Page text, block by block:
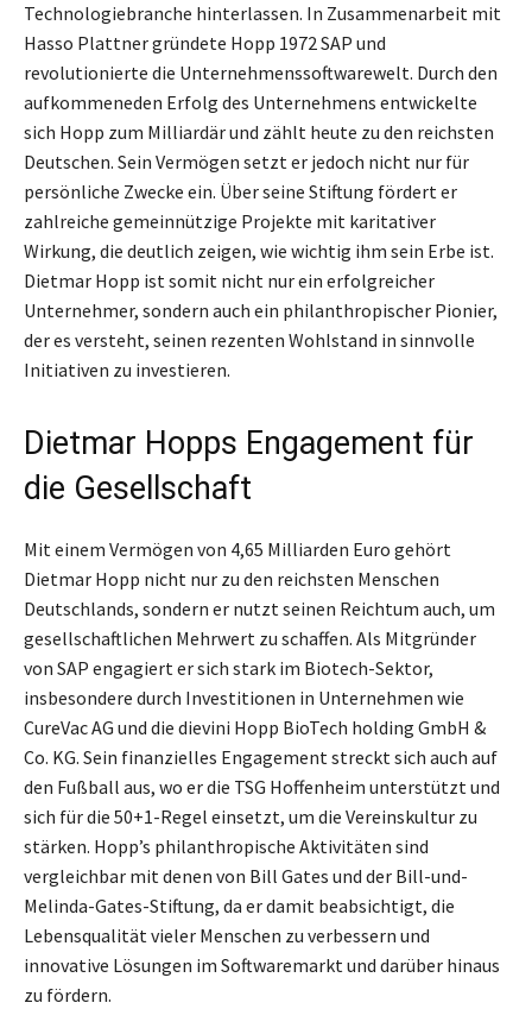
Technologiebranche hinterlassen. In Zusammenarbeit mit
Hasso Plattner gründete Hopp 1972 SAP und
revolutionierte die Unternehmenssoftwarewelt. Durch den
aufkommeneden Erfolg des Unternehmens entwickelte
sich Hopp zum Milliardär und zählt heute zu den reichsten
Deutschen. Sein Vermögen setzt er jedoch nicht nur für
persönliche Zwecke ein. Über seine Stiftung fördert er
zahlreiche gemeinnützige Projekte mit karitativer
Wirkung, die deutlich zeigen, wie wichtig ihm sein Erbe ist.
Dietmar Hopp ist somit nicht nur ein erfolgreicher
Unternehmer, sondern auch ein philanthropischer Pionier,
der es versteht, seinen rezenten Wohlstand in sinnvolle
Initiativen zu investieren.
Dietmar Hopps Engagement für
die Gesellschaft
Mit einem Vermögen von 4,65 Milliarden Euro gehört
Dietmar Hopp nicht nur zu den reichsten Menschen
Deutschlands, sondern er nutzt seinen Reichtum auch, um
gesellschaftlichen Mehrwert zu schaffen. Als Mitgründer
von SAP engagiert er sich stark im Biotech-Sektor,
insbesondere durch Investitionen in Unternehmen wie
CureVac AG und die dievini Hopp BioTech holding GmbH &
Co. KG. Sein finanzielles Engagement streckt sich auch auf
den Fußball aus, wo er die TSG Hoffenheim unterstützt und
sich für die 50+1-Regel einsetzt, um die Vereinskultur zu
stärken. Hopp’s philanthropische Aktivitäten sind
vergleichbar mit denen von Bill Gates und der Bill-und-
Melinda-Gates-Stiftung, da er damit beabsichtigt, die
Lebensqualität vieler Menschen zu verbessern und
innovative Lösungen im Softwaremarkt und darüber hinaus
zu fördern.